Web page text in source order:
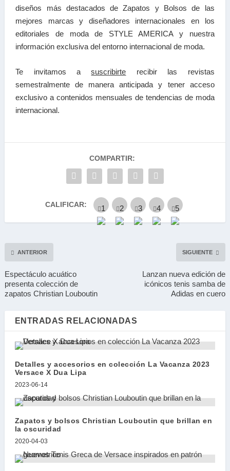
diseños más destacados de Zapatos y Bolsos de las
mejores marcas y diseñadores internacionales en los
editoriales de moda de STYLE AMERICA y nuestra
información exclusiva del entorno internacional de moda.
Te invitamos asuscribirte recibir las revistas
semestralmente de manera anticipada y tener acceso
exclusivo a contenidos mensuales de tendencias de moda
internacional.
COMPARTIR:
CALIFICAR:
ANTERIOR
Espectáculo acuático
presenta colección de
zapatos Christian Louboutin
SIGUIENTE
Lanzan nueva edición de
icónicos tenis samba de
Adidas en cuero
ENTRADAS RELACIONADAS
Detalles y accesorios en colección La Vacanza 2023
Versace X Dua Lipa
2023-06-14
Zapatos y bolsos Christian Louboutin que brillan en
la oscuridad
2020-04-03